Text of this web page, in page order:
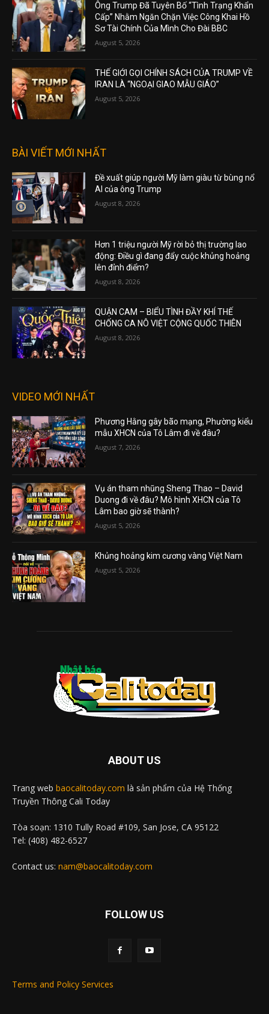
Ông Trump Đã Tuyên Bố “Tình Trạng Khẩn
Cấp” Nhằm Ngăn Chặn Việc Công Khai Hồ
Sơ Tài Chính Của Mình Cho Đài BBC
August 5, 2026
THẾ GIỚI GỌI CHÍNH SÁCH CỦA TRUMP VỀ
IRAN LÀ “NGOẠI GIAO MẪU GIÁO”
August 5, 2026
BÀI VIẾT MỚI NHẤT
Đề xuất giúp người Mỹ làm giàu từ bùng nổ
AI của ông Trump
August 8, 2026
Hơn 1 triệu người Mỹ rời bỏ thị trường lao
động: Điều gì đang đẩy cuộc khủng hoảng
lên đỉnh điểm?
August 8, 2026
QUẬN CAM – BIỂU TÌNH ĐẦY KHÍ THẾ
CHỐNG CA NÔ VIỆT CỘNG QUỐC THIÊN
August 8, 2026
VIDEO MỚI NHẤT
Phương Hằng gây bão mạng, Phường kiểu
mẫu XHCN của Tô Lâm đi về đâu?
August 7, 2026
Vụ án tham nhũng Sheng Thao – David
Duong đi về đâu? Mô hình XHCN của Tô
Lâm bao giờ sẽ thành?
August 5, 2026
Khủng hoảng kim cương vàng Việt Nam
August 5, 2026
ABOUT US
Trang web baocalitoday.com là sản phẩm của Hệ Thống
Truyền Thông Cali Today
Tòa soạn: 1310 Tully Road #109, San Jose, CA 95122
Tel: (408) 482-6527
Contact us: nam@baocalitoday.com
FOLLOW US
Terms and Policy Services